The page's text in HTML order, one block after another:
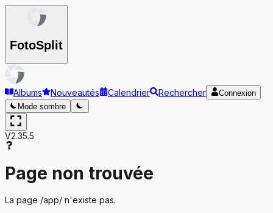
FotoSplit
Albums Nouveautés Calendrier Rechercher
Connexion
Mode sombre
V2.35.5
Page non trouvée
La page /app/ n'existe pas.